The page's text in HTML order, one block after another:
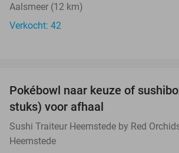
Aalsmeer (12 km)
Verkocht: 42
Pokébowl naar keuze of
stuks) voor afhaal
Sushi Traiteur Heemstede by Red
Heemstede